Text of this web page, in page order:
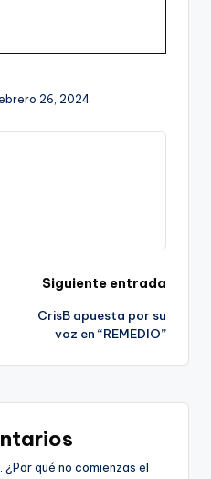
26, 2024
Siguiente entrada
CrisB apuesta por su
voz en “REMEDIO”
qué no comienzas el